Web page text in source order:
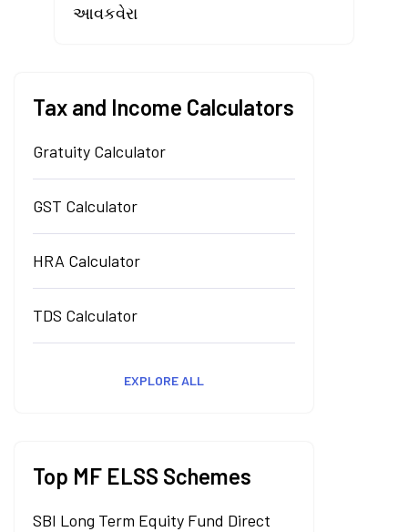
આવકવેરા
Tax and Income Calculators
Gratuity Calculator
GST Calculator
HRA Calculator
TDS Calculator
EXPLORE ALL
Top MF ELSS Schemes
SBI Long Term Equity Fund Direct